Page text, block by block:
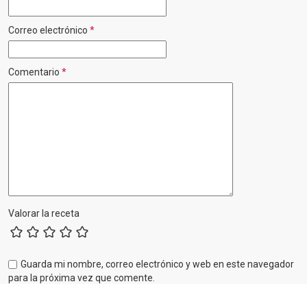
Correo electrónico *
Comentario *
Valorar la receta
Guarda mi nombre, correo electrónico y web en este navegador
para la próxima vez que comente.